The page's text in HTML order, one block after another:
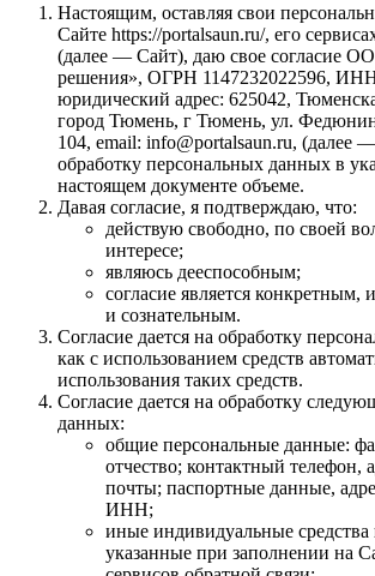
Настоящим, оставляя свои
Сайте https://portalsaun.ru/, его
(далее — Сайт), даю свое согласие
решения», ОГРН 1147232022596,
юридический адрес: 625042,
город Тюмень, г Тюмень, ул.
104, email: info@portalsaun.ru, (далее
обработку персональных данных в
настоящем документе объеме.
Давая согласие, я подтверждаю, что:
действую свободно, по своей
интересе;
являюсь дееспособным;
согласие является
и сознательным.
Согласие дается на обработку
как с использованием средств
использования таких средств.
Согласие дается на обработку
данных:
общие персональные данные:
отчество; контактный телефон,
почты; паспортные данные,
ИНН;
иные индивидуальные
указанные при заполнении на